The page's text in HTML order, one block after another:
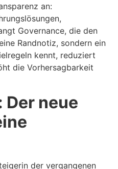
an:
Governance, die den
Randnotiz, sondern ein
kennt, reduziert
die Vorhersagbarkeit
Der neue
der vergangenen